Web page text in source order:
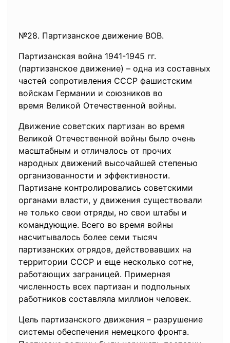
№28. Партизанское движение ВОВ.
Партизанская война 1941-1945 гг.
(партизанское движение) – одна из составных
частей сопротивления СССР фашистским
войскам Германии и союзников во
время Великой Отечественной войны.
Движение советских партизан во время
Великой Отечественной войны было очень
масштабным и отличалось от прочих
народных движений высочайшей степенью
организованности и эффективности.
Партизане контролировались советскими
органами власти, у движения существовали
не только свои отряды, но свои штабы и
командующие. Всего во время войны
насчитывалось более семи тысяч
партизанских отрядов, действовавших на
территории СССР и еще несколько сотне,
работающих заграницей. Примерная
численность всех партизан и подпольных
работников составляла миллион человек.
Цель партизанского движения – разрушение
системы обеспечения немецкого фронта.